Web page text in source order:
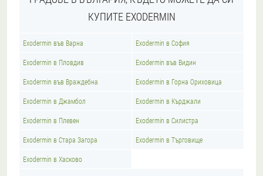
КУПИТЕ EXODERMIN
Exodermin във Варна Exodermin в София
Exodermin в Пловдив Exodermin във Видин
Exodermin във Враждебна Exodermin в Горна Ориховица
Exodermin в Джамбол Exodermin в Кърджали
Exodermin в Плевен Exodermin в Силистра
Exodermin в Стара Загора Exodermin в Търговище
Exodermin в Хасково